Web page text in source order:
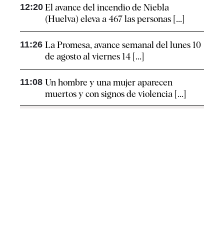
12:20 El avance del incendio de Niebla
(Huelva) eleva a 467 las personas [...]
11:26 La Promesa, avance semanal del lunes 10
de agosto al viernes 14 [...]
11:08 Un hombre y una mujer aparecen
muertos y con signos de violencia [...]